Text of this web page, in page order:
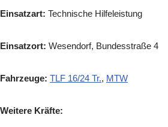
Einsatzart: Technische Hilfeleistung
Einsatzort: Wesendorf, Bundesstraße 4
Fahrzeuge: TLF 16/24 Tr., MTW
Weitere Kräfte: